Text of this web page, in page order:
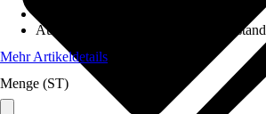
Aufstellmaße B x T ohne Dachüberstand
Mehr Artikeldetails
Menge (ST)